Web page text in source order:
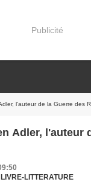
Publicité
l'auteur de la Guerre des
Adler, l'auteur
LITTERATURE